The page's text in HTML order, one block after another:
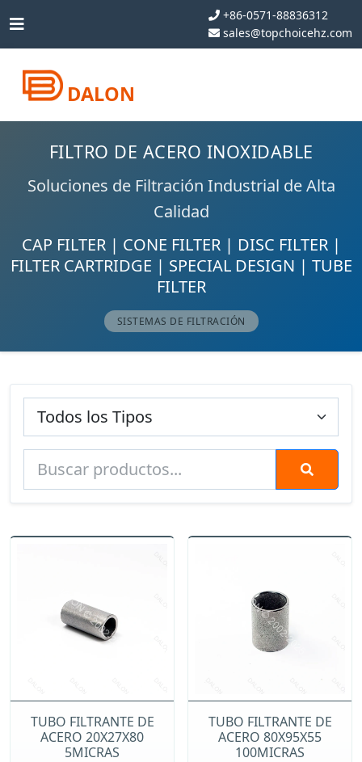
+86-0571-88836312
sales@topchoicehz.com
DALON
FILTRO DE ACERO INOXIDABLE
Soluciones de Filtración Industrial de Alta
Calidad
CAP FILTER | CONE FILTER | DISC FILTER |
FILTER CARTRIDGE | SPECIAL DESIGN | TUBE
FILTER
SISTEMAS DE FILTRACIÓN
TUBO FILTRANTE DE
ACERO 20X27X80
5MICRAS
TUBO FILTRANTE DE
ACERO 80X95X55
100MICRAS